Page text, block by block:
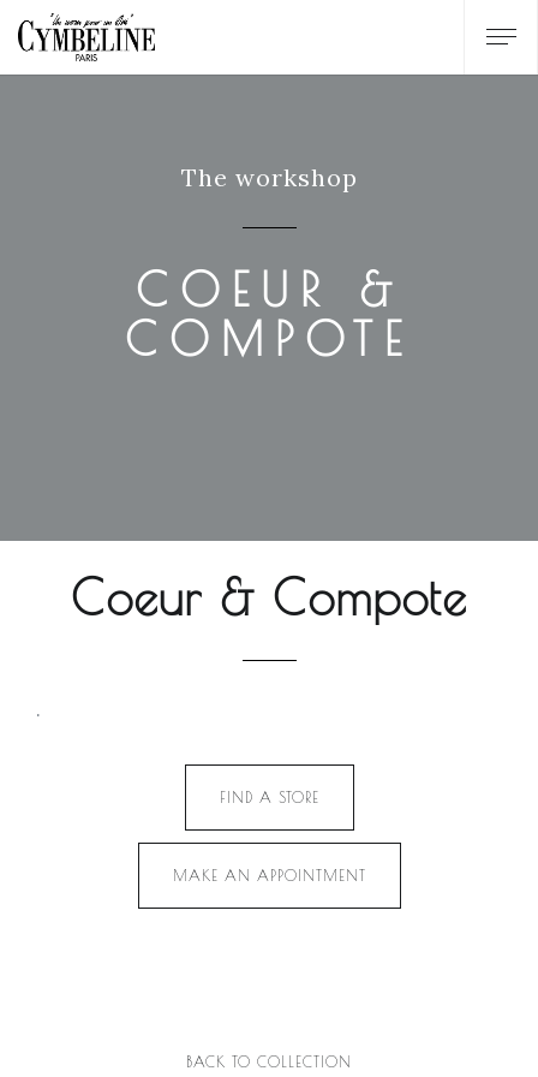
The workshop
COEUR &
COMPOTE
Coeur & Compote
.
FIND A STORE
MAKE AN APPOINTMENT
BACK TO COLLECTION